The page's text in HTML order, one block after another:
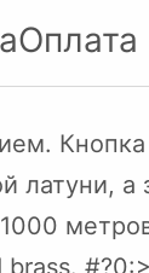
Оплата
Кнопка
латуни,